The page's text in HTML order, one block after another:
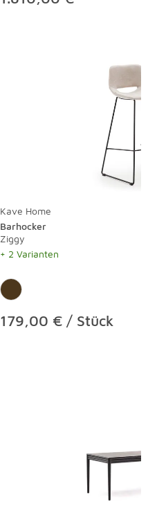
Kave Home
Barhocker
Ziggy
+ 2 Varianten
179,00 € / Stück